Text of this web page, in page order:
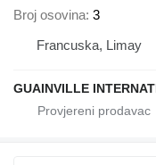
Broj osovina 3
Francuska, Limay
GUAINVILLE